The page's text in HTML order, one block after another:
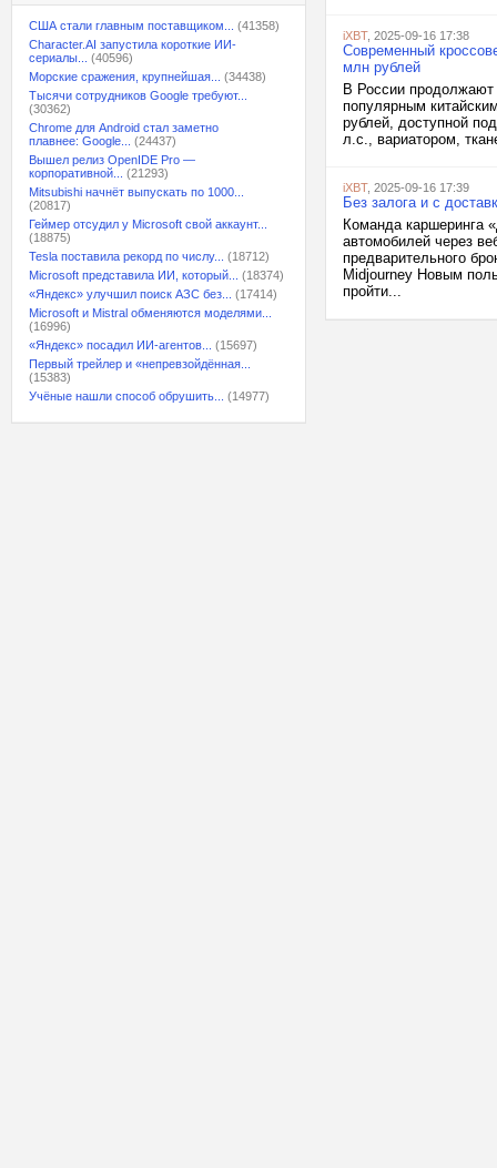
США стали главным поставщиком...
(41358)
Character.AI запустила короткие ИИ-
сериалы...
(40596)
Морские сражения, крупнейшая...
(34438)
Тысячи сотрудников Google требуют...
(30362)
Chrome для Android стал заметно
плавнее: Google...
(24437)
Вышел релиз OpenIDE Pro —
корпоративной...
(21293)
Mitsubishi начнёт выпускать по 1000...
(20817)
Геймер отсудил у Microsoft свой аккаунт...
(18875)
Tesla поставила рекорд по числу...
(18712)
Microsoft представила ИИ, который...
(18374)
«Яндекс» улучшил поиск АЗС без...
(17414)
Microsoft и Mistral обменяются моделями...
(16996)
«Яндекс» посадил ИИ-агентов...
(15697)
Первый трейлер и «непревзойдённая...
(15383)
Учёные нашли способ обрушить...
(14977)
iXBT, 2025-09-16 17:38
Современный
млн рублей
В России продолжают
популярным
рублей, доступной
л.с., вариатором,
iXBT, 2025-09-16 17:39
Без залога и с
Команда каршеринга
автомобилей через
предварительного
Midjourney Новым
пройти...